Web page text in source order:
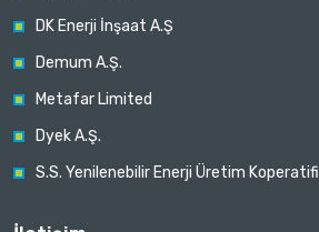
DK Enerji İnşaat A.Ş
Demum A.Ş.
Metafar Limited
Dyek A.Ş.
S.S. Yenilenebilir Enerji Üretim Koperatifi